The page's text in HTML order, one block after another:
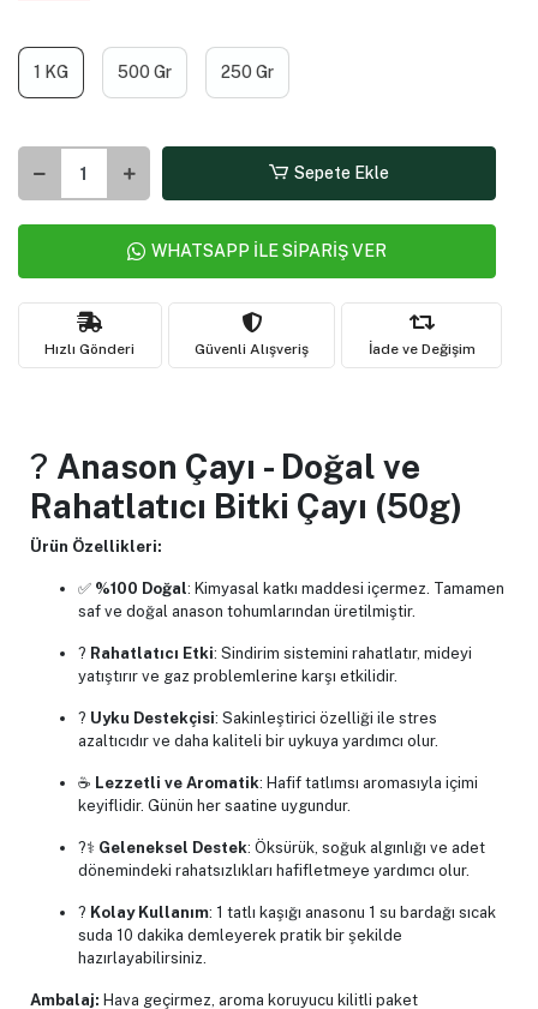
1 KG 500 Gr 250 Gr
Sepete Ekle
WHATSAPP İLE SİPARİŞ VER
Hızlı Gönderi Güvenli Alışveriş İade ve Değişim
? Anason Çayı - Doğal ve
Rahatlatıcı Bitki Çayı (50g)
Ürün Özellikleri:
✅ %100 Doğal: Kimyasal katkı maddesi içermez. Tamamen
saf ve doğal anason tohumlarından üretilmiştir.
? Rahatlatıcı Etki: Sindirim sistemini rahatlatır, mideyi
yatıştırır ve gaz problemlerine karşı etkilidir.
? Uyku Destekçisi: Sakinleştirici özelliği ile stres
azaltıcıdır ve daha kaliteli bir uykuya yardımcı olur.
☕ Lezzetli ve Aromatik: Hafif tatlımsı aromasıyla içimi
keyiflidir. Günün her saatine uygundur.
?‍⚕️ Geleneksel Destek: Öksürük, soğuk algınlığı ve adet
dönemindeki rahatsızlıkları hafifletmeye yardımcı olur.
? Kolay Kullanım: 1 tatlı kaşığı anasonu 1 su bardağı sıcak
suda 10 dakika demleyerek pratik bir şekilde
hazırlayabilirsiniz.
Ambalaj: Hava geçirmez, aroma koruyucu kilitli paket